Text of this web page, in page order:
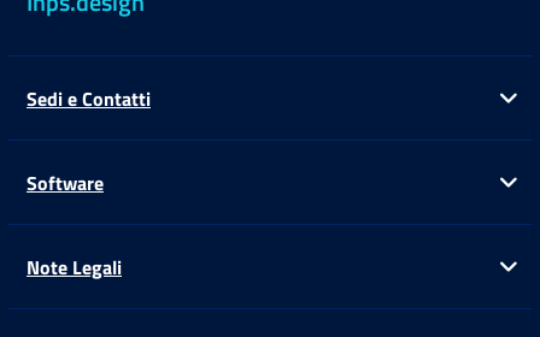
Sedi e Contatti
Software
Note Legali